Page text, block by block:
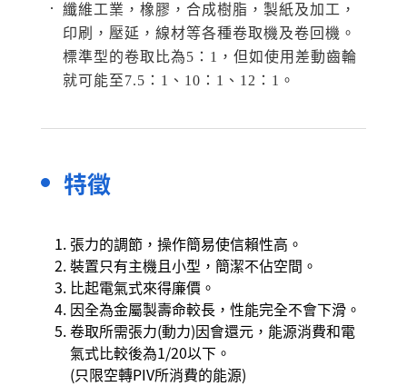
纖維工業，橡膠，合成樹脂，製紙及加工，
印刷，壓延，線材等各種卷取機及卷回機。
標準型的卷取比為5：1，但如使用差動齒輪
就可能至7.5：1、10：1、12：1。
特徵
張力的調節，操作簡易使信賴性高。
裝置只有主機且小型，簡潔不佔空間。
比起電氣式來得廉價。
因全為金屬製壽命較長，性能完全不會下滑。
卷取所需張力(動力)因會還元，能源消費和電
氣式比較後為1/20以下。
(只限空轉PIV所消費的能源)